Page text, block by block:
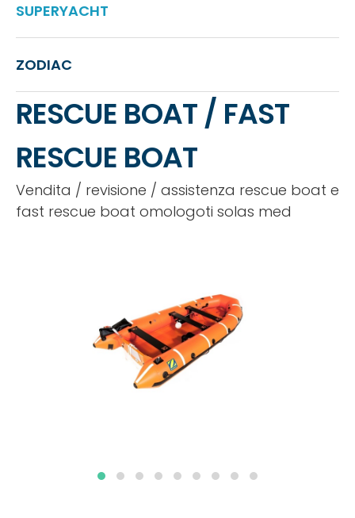
SUPERYACHT
ZODIAC
RESCUE BOAT / FAST
RESCUE BOAT
Vendita / revisione / assistenza rescue boat e
fast rescue boat omologoti solas med